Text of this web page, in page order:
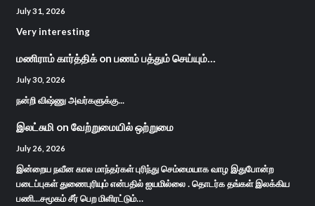
July 31, 2026
Very interesting
மணிராம் கார்த்திக்on பணம் பத்தும் செய்யும்…
July 30, 2026
நன்றி விஷ்ணு அவர்களுக்கு...
இலட்சுமி on வேற்றுமையில் ஒற்றுமை
July 26, 2026
இன்றைய நவீன கால மாந்தர்கள் புரிந்து செம்மையாக வாழ இதுபோன்ற
படைப்புகள் துணைபுரியும் என்பதில் ஐயமில்லை . தொடர்க தங்கள் இலக்கிய
பணி...சமூகம் சீர் பெற மிளிரட்டும்…